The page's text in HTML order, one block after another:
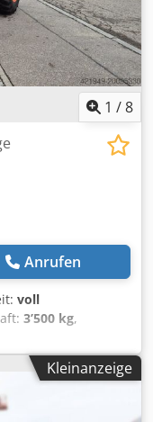
• Joystick für die
• Armlehne •
Display •
• Gabel 1.200
III • Integrierter
1 /8
Anrufen
voll
3’500 kg,
Keiner Zustand
Bereifung vorne
hinten
CE Zertifikat,
Kleinanzeige